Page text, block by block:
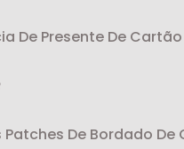
De Presente De
De Bordado De